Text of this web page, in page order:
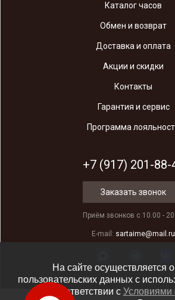
Каталог часов
Обмен и возврат
Доставка и оплата
Акции и скидки
Контакты
Гарантия и сервис
Программа
+7 (917) 201-88-
Заказать звонок
Приём звонков с 10.00 -
E-mail: sartaime@mail.ru
На сайте осуществляется
пользовательских данных с
в соответствии c Условиями